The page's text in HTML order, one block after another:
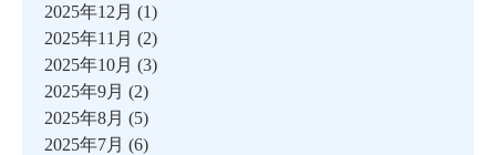
2025年12月 (1)
2025年11月 (2)
2025年10月 (3)
2025年9月 (2)
2025年8月 (5)
2025年7月 (6)